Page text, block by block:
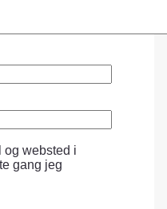
og websted i
gang jeg